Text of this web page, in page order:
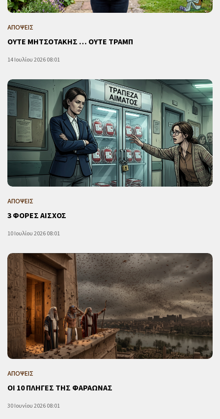
ΑΠΟΨΕΙΣ
ΟΥΤΕ ΜΗΤΣΟΤΑΚΗΣ … ΟΥΤΕ ΤΡΑΜΠ
14 Ιουλίου 2026 08:01
ΑΠΟΨΕΙΣ
3 ΦΟΡΕΣ ΑΙΣΧΟΣ
10 Ιουλίου 2026 08:01
ΑΠΟΨΕΙΣ
ΟΙ 10 ΠΛΗΓΕΣ ΤΗΣ ΦΑΡΑΩΝΑΣ
30 Ιουνίου 2026 08:01